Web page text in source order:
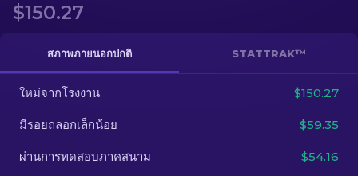
ถุงมือ
กล่อง
อื่น ๆ
$150.27
สภาพภายนอกปกติ STATTRAK™
ใหม่จากโรงงาน $150.27
มีรอยถลอกเล็กน้อย $59.35
ผ่านการทดสอบภาคสนาม $54.16